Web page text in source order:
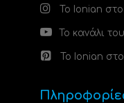
Το Ionian
Το κανάλι
Το Ionian